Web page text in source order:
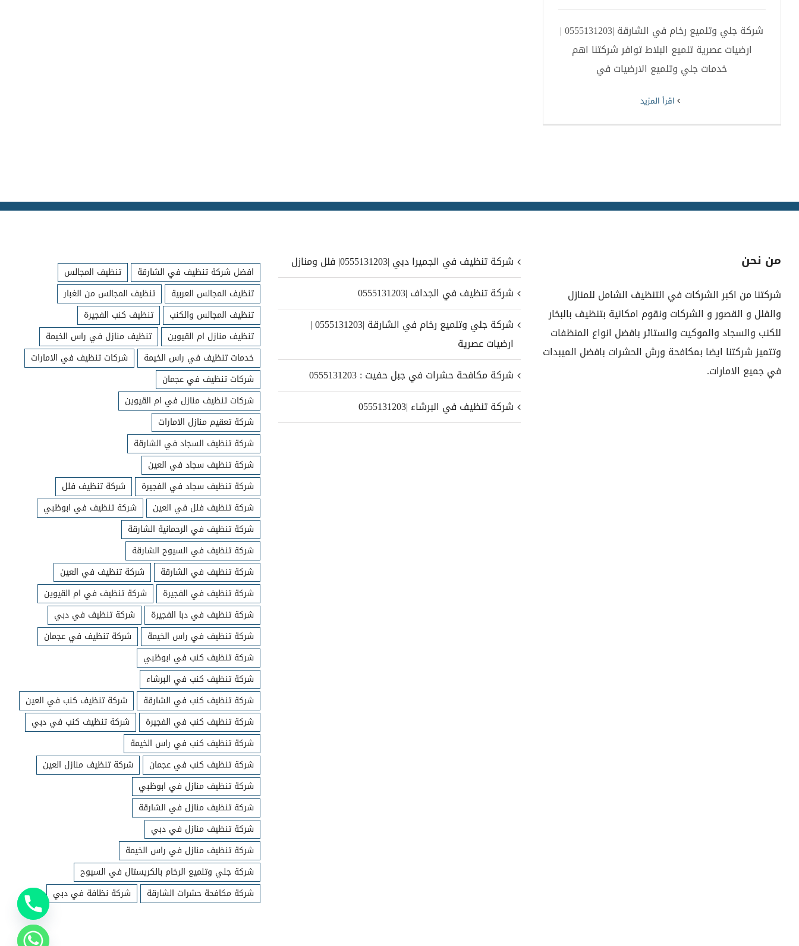
شركة جلي وتلميع رخام في الشارقة |0555131203 |
ارضيات عصرية تلميع البلاط توافر شركتنا اهم
خدمات جلي وتلميع الارضيات في
‫اقرأ المزيد
من نحن
شركتنا من اكبر الشركات في التنظيف الشامل للمنازل
والفلل و القصور و الشركات ونقوم امكانية بتنظيف بالبخار
للكنب والسجاد والموكيت والستائر بافضل انواع المنظفات
وتتميز شركتنا ايضا بمكافحة ورش الحشرات بافضل الميبدات
في جميع الامارات.
شركة تنظيف في الجميرا دبي |0555131203| فلل ومنازل
شركة تنظيف في الجداف |0555131203
شركة جلي وتلميع رخام في الشارقة |0555131203 |
ارضيات عصرية
شركة مكافحة حشرات في جبل حفيت : 0555131203
شركة تنظيف في البرشاء |0555131203
افضل شركة تنظيف في الشارقة
تنظيف المجالس
تنظيف المجالس العربية
تنظيف المجالس من الغبار
تنظيف المجالس والكنب
تنظيف كنب الفجيرة
تنظيف منازل ام القيوين
تنظيف منازل في راس الخيمة
خدمات تنظيف في راس الخيمة
شركات تنظيف في الامارات
شركات تنظيف في عجمان
شركات تنظيف منازل في ام القيوين
شركة تعقيم منازل الامارات
شركة تنظيف السجاد في الشارقة
شركة تنظيف سجاد في العين
شركة تنظيف سجاد في الفجيرة
شركة تنظيف فلل
شركة تنظيف فلل في العين
شركة تنظيف في ابوظبي
شركة تنظيف في الرحمانية الشارقة
شركة تنظيف في السيوح الشارقة
شركة تنظيف في الشارقة
شركة تنظيف في العين
شركة تنظيف في الفجيرة
شركة تنظيف في ام القيوين
شركة تنظيف في دبا الفجيرة
شركة تنظيف في دبي
شركة تنظيف في راس الخيمة
شركة تنظيف في عجمان
شركة تنظيف كنب في ابوظبي
شركة تنظيف كنب في البرشاء
شركة تنظيف كنب في الشارقة
شركة تنظيف كنب في العين
شركة تنظيف كنب في الفجيرة
شركة تنظيف كنب في دبي
شركة تنظيف كنب في راس الخيمة
شركة تنظيف كنب في عجمان
شركة تنظيف منازل العين
شركة تنظيف منازل في ابوظبي
شركة تنظيف منازل في الشارقة
شركة تنظيف منازل في دبي
شركة تنظيف منازل في راس الخيمة
شركة جلي وتلميع الرخام بالكريستال في السيوح
شركة مكافحة حشرات الشارقة
شركة نظافة في دبي